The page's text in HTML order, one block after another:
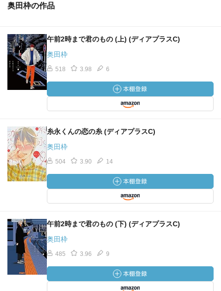
奥田枠の作品
午前2時まで君のもの (上) (ディアプラスC)
奥田枠
518 3.98 6
糸永くんの恋の糸 (ディアプラスC)
奥田枠
504 3.90 14
午前2時まで君のもの (下) (ディアプラスC)
奥田枠
485 3.96 9